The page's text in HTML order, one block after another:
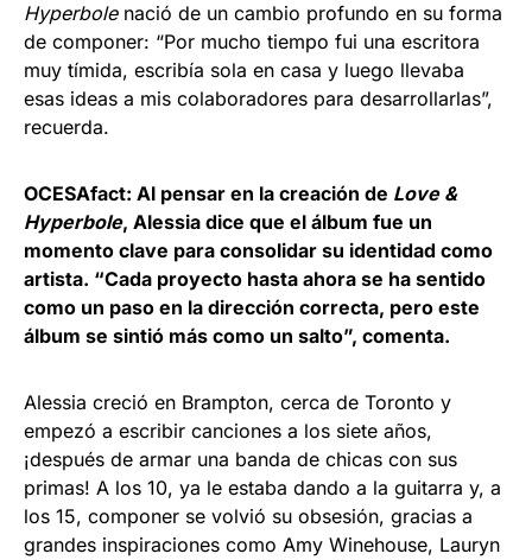
Hyperbolenació de un cambio profundo en su forma
de componer: “Por mucho tiempo fui una escritora
muy tímida, escribía sola en casa y luego llevaba
esas ideas a mis colaboradores para desarrollarlas”,
recuerda.
OCESAfact: Al pensar en la creación de Love &
Hyperbole, Alessia dice que el álbum fue un
momento clave para consolidar su identidad como
artista. “Cada proyecto hasta ahora se ha sentido
como un paso en la dirección correcta, pero este
álbum se sintió más como un salto”, comenta.
Alessia creció en Brampton, cerca de Toronto y
empezó a escribir canciones a los siete años,
¡después de armar una banda de chicas con sus
primas! A los 10, ya le estaba dando a la guitarra y, a
los 15, componer se volvió su obsesión, gracias a
grandes inspiraciones como Amy Winehouse, Lauryn